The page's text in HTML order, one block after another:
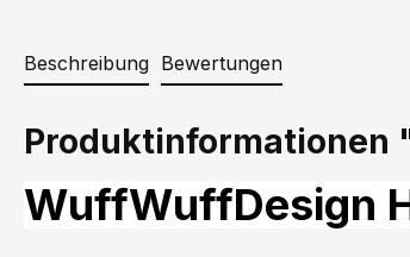
Beschreibung Bewertungen
Produktinformationen
WuffWuffDesign